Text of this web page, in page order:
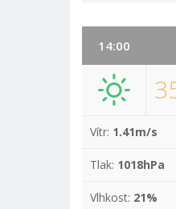
14:00
Vítr: 1.41m/s
Tlak: 1018hPa
Vlhkost: 21%